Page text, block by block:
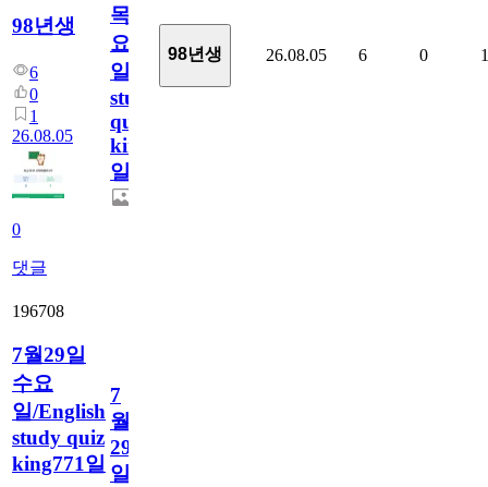
98년생
6
0
1
26.08.05
0
댓글
목
요
일/English
study
quiz
king772
일
98년생 26.08.05 6 0 1
196708
7월29일
수요
일/English
study quiz
king771일
7
월
29
일